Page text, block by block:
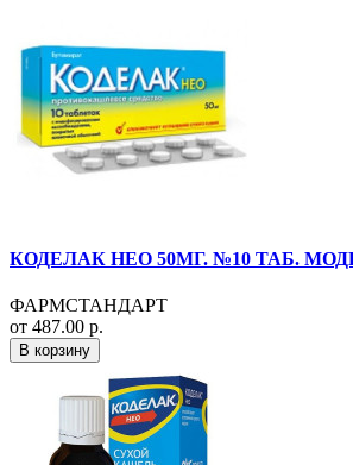
КОДЕЛАК НЕО 50МГ. №10 ТАБ.
ФАРМСТАНДАРТ
от 487.00 р.
В корзину